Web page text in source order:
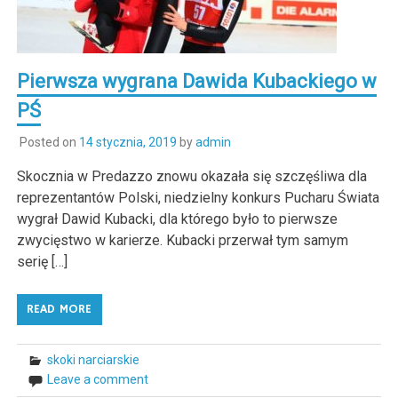
Pierwsza wygrana Dawida Kubackiego w
PŚ
Posted on 14 stycznia, 2019 byadmin
Skocznia w Predazzo znowu okazała się szczęśliwa dla
reprezentantów Polski, niedzielny konkurs Pucharu Świata
wygrał Dawid Kubacki, dla którego było to pierwsze
zwycięstwo w karierze. Kubacki przerwał tym samym
serię […]
READ MORE
skoki narciarskie
Leave a comment